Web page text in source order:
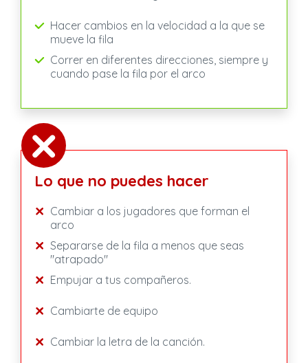
Hacer cambios en la velocidad a la que se
mueve la fila
Correr en diferentes direcciones, siempre y
cuando pase la fila por el arco
Lo que no puedes hacer
Cambiar a los jugadores que forman el
arco
Separarse de la fila a menos que seas
"atrapado"
Empujar a tus compañeros.
Cambiarte de equipo
Cambiar la letra de la canción.